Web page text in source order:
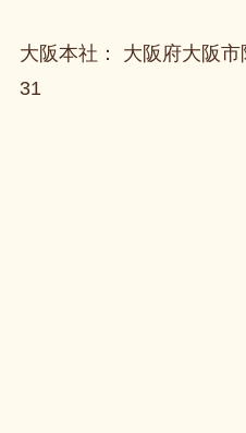
大阪本社： 大阪府大阪
31